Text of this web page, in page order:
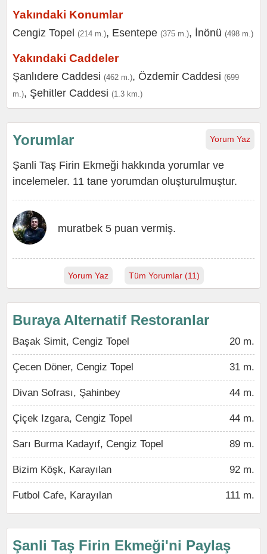
Yakındaki Konumlar
Cengiz Topel (214 m.), Esentepe (375 m.), İnönü (498 m.)
Yakındaki Caddeler
Şanlıdere Caddesi (462 m.), Özdemir Caddesi (699
m.), Şehitler Caddesi (1.3 km.)
Yorum Yaz
Yorumlar
Şanli Taş Firin Ekmeği hakkında yorumlar ve
incelemeler. 11 tane yorumdan oluşturulmuştur.
muratbek 5 puan vermiş.
Yorum Yaz Tüm Yorumlar (11)
Buraya Alternatif Restoranlar
Başak Simit, Cengiz Topel 20 m.
Çecen Döner, Cengiz Topel 31 m.
Divan Sofrası, Şahinbey 44 m.
Çiçek Izgara, Cengiz Topel 44 m.
Sarı Burma Kadayıf, Cengiz Topel 89 m.
Bizim Köşk, Karayılan 92 m.
Futbol Cafe, Karayılan 111 m.
Şanli Taş Firin Ekmeği'ni Paylaş